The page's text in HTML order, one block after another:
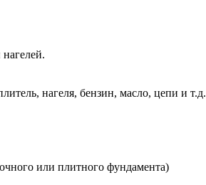
нагеля, бензин, масло, цепи и т.д.
или плитного фундамента)